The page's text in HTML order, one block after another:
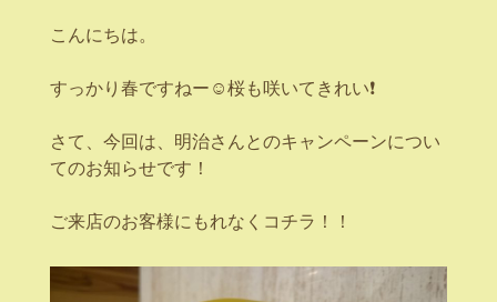
こんにちは。
すっかり春ですねー☺桜も咲いてきれい❗
さて、今回は、明治さんとのキャンペーンについ
てのお知らせです！
ご来店のお客様にもれなくコチラ！！